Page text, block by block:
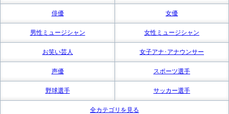
俳優 女優
男性ミュージシャン 女性ミュージシャン
お笑い芸人 女子アナ･アナウンサー
声優 スポーツ選手
野球選手 サッカー選手
全カテゴリを見る